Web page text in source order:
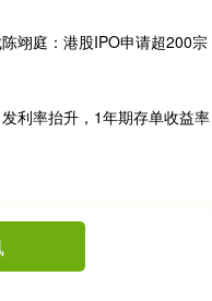
翊庭：港股IPO申请超200宗
利率抬升，1年期存单收益率